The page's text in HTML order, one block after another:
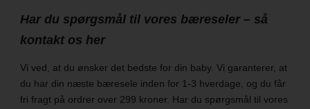
Har du spørgsmål til vores bæreseler – så
kontakt os her
Vi ved, at du ønsker det bedste for din baby. Vi garanterer, at
du har din næste bæresele inden for 1-3 hverdage, og du får
fri fragt på ordrer over 299 kroner. Har du spørgsmål til vores